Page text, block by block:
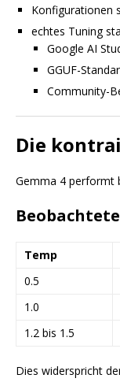
Konfigurationen
echtes Tuning
Google AI
GGUF-
Community-
Die
Gemma 4 performt
Temp
0.5
1.0
1.2 bis 1.5
Dies widerspricht